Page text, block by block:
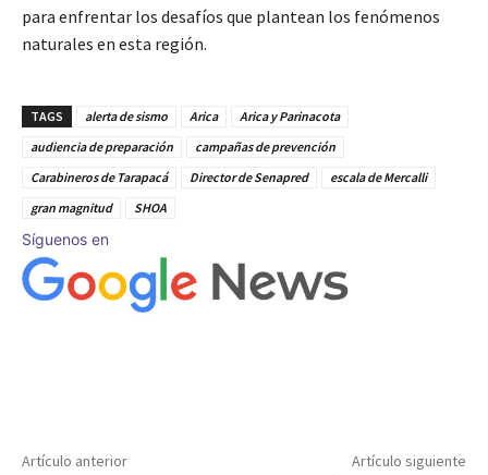
para enfrentar los desafíos que plantean los fenómenos
naturales en esta región.
TAGS alerta de sismo Arica
Arica y Parinacota
audiencia de preparación
campañas de prevención
Carabineros de Tarapacá
Director de Senapred
escala de Mercalli
gran magnitud
SHOA
Síguenos en
Artículo anterior Artículo siguiente